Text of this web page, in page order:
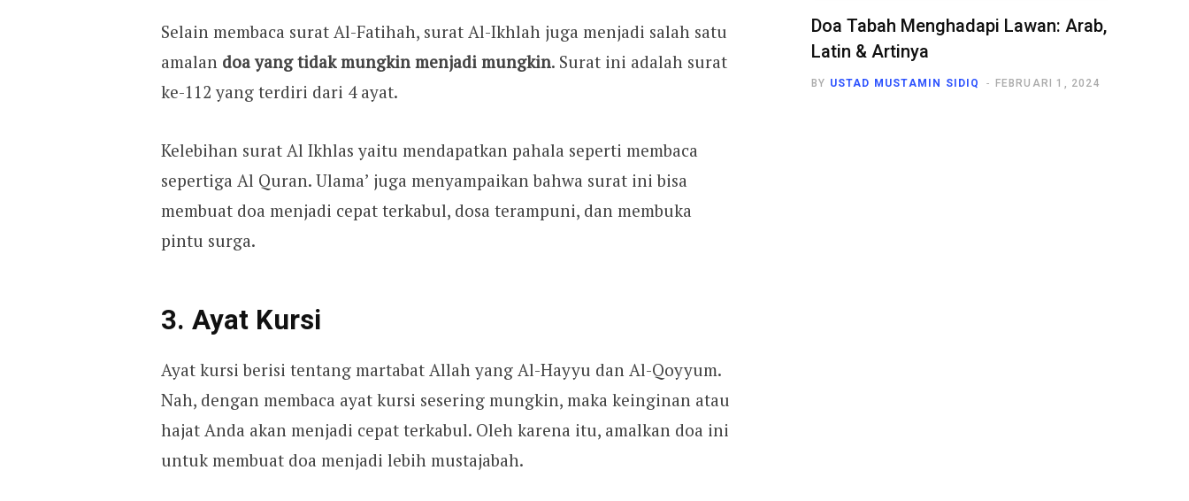
Selain membaca surat Al-Fatihah, surat Al-Ikhlah juga menjadi salah satu
amalan doa yang tidak mungkin menjadi mungkin. Surat ini adalah surat
ke-112 yang terdiri dari 4 ayat.
Kelebihan surat Al Ikhlas yaitu mendapatkan pahala seperti membaca
sepertiga Al Quran. Ulama’ juga menyampaikan bahwa surat ini bisa
membuat doa menjadi cepat terkabul, dosa terampuni, dan membuka
pintu surga.
3. Ayat Kursi
Ayat kursi berisi tentang martabat Allah yang Al-Hayyu dan Al-Qoyyum.
Nah, dengan membaca ayat kursi sesering mungkin, maka keinginan atau
hajat Anda akan menjadi cepat terkabul. Oleh karena itu, amalkan doa ini
untuk membuat doa menjadi lebih mustajabah.
Doa Tabah Menghadapi Lawan: Arab,
Latin & Artinya
BY USTAD MUSTAMIN SIDIQ FEBRUARI 1, 2024